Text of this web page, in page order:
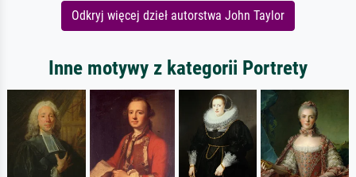
Odkryj więcej dzieł autorstwa John Taylor
Inne motywy z kategorii Portrety